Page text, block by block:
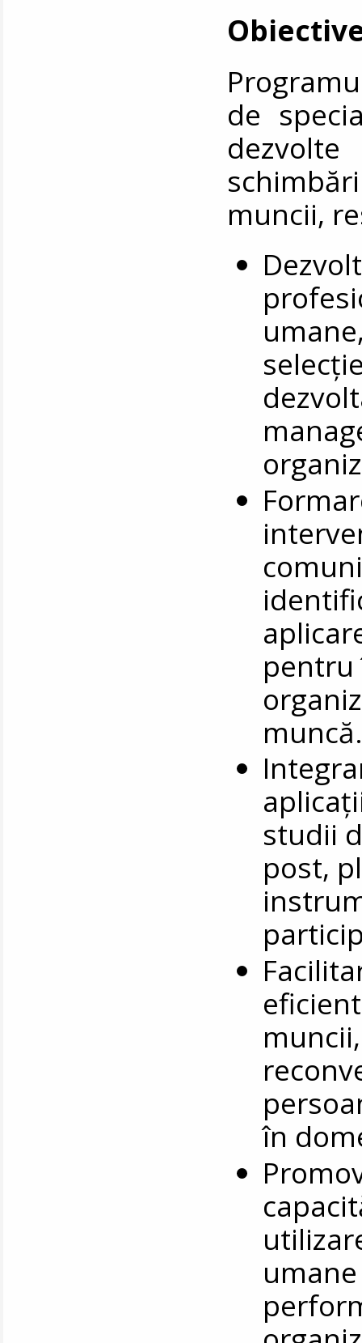
de
muncii,
muncă.
studii
post,
în